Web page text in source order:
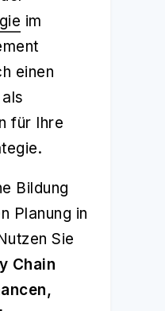
im
einen
für Ihre
Bildung
Planung in
Sie
Chain